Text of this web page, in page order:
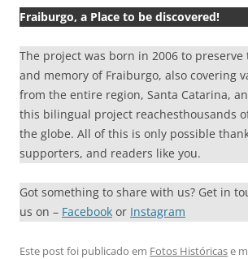
Fraiburgo, a Place to be discovered!
The project was born in 2006 to preserve
and memory of Fraiburgo, also covering
from the entire region, Santa Catarina,
this bilingual project reachesthousands
the globe. All of this is only possible
supporters, and readers like you.
Got something to share with us? Get in
us on – Facebook or Instagram
Este post foi publicado em Fotos Históricase